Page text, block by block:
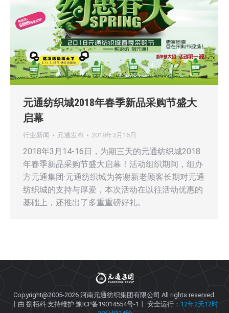
元通纺织城2018年春季新品采购节盛大
启幕
行业新闻 元通发布 2018年3月16日
2018年3月14-16日，为期三天的元通纺织城2018
年春季新品采购节盛大启幕！活动组织期间，组办
方元通集团·元通纺织城为答谢新老顾客长期对元通
纺织城的支持与厚爱，本次活动在以往活动优惠的
基础上，还推出了多重重磅好礼。
Copyright@2005-2026 河南元通纺织集团有限公司 All rights reserved.
丨由 捌栢科支持维护 豫ICP备19014554号-1 丨 安全运行： 12年2天12时